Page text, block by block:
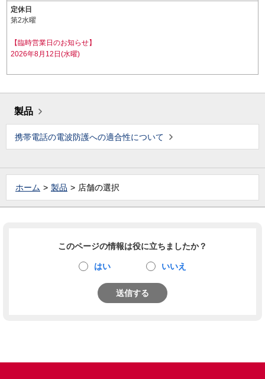
定休日
第2水曜
【臨時営業日のお知らせ】
2026年8月12日(水曜)
製品
携帯電話の電波防護への適合性について
ホーム 製品 店舗の選択
このページの情報は役に立ちましたか？
はい いいえ
送信する